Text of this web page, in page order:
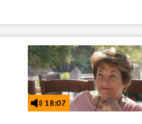
18:07